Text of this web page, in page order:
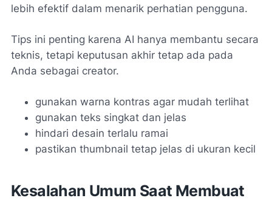
lebih efektif dalam menarik perhatian pengguna.
Tips ini penting karena AI hanya membantu secara
teknis, tetapi keputusan akhir tetap ada pada
Anda sebagai creator.
gunakan warna kontras agar mudah terlihat
gunakan teks singkat dan jelas
hindari desain terlalu ramai
pastikan thumbnail tetap jelas di ukuran kecil
Kesalahan Umum Saat Membuat